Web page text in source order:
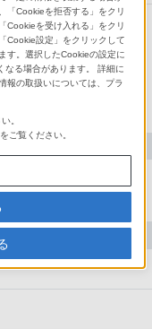
「Cookieを拒否する」をクリ
Cookieを受け入れる」をクリ
Cookie設定」をクリックして
す。選択したCookieの設定に
なる場合があります。 詳細に
報の取扱いについては、プラ
。
をご覧ください。